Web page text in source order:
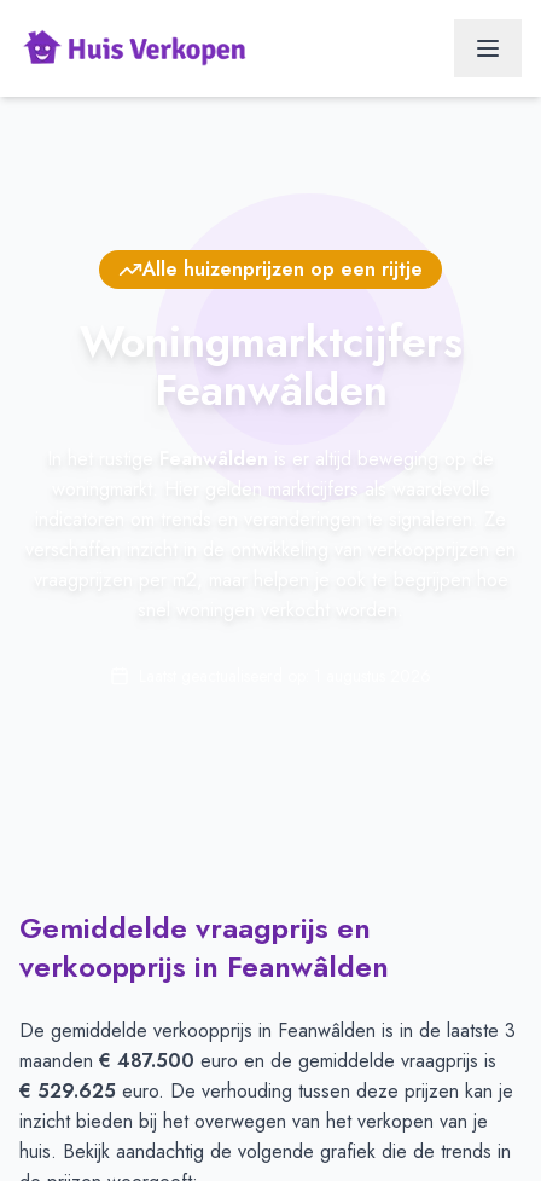
Alle huizenprijzen op een rijtje
Woningmarktcijfers
Feanwâlden
Feanwâlden is er altijd beweging op de
woningmarkt. Hier gelden marktcijfers als waardevolle
Gemiddelde vraagprijs en
verkoopprijs in Feanwâlden
De gemiddelde verkoopprijs in Feanwâlden is in de laatste 3
maanden € 487.500 euro en de gemiddelde vraagprijs is
€ 529.625 euro. De verhouding tussen deze prijzen kan je
inzicht bieden bij het overwegen van het verkopen van je
huis. Bekijk aandachtig de volgende grafiek die de trends in